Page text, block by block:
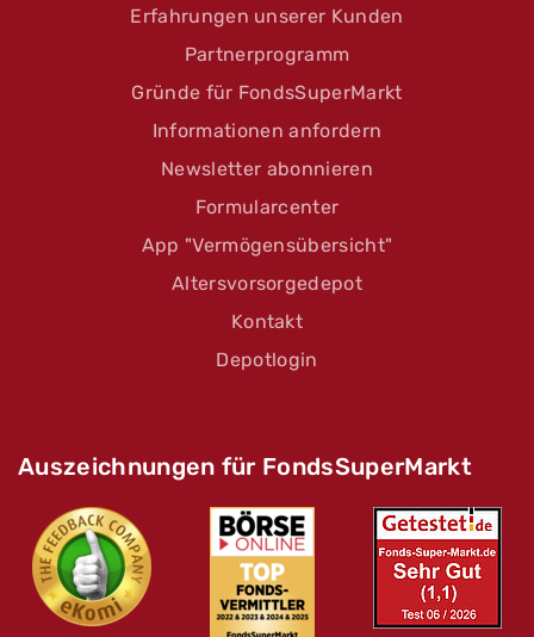
Erfahrungen unserer Kunden
Partnerprogramm
Gründe für FondsSuperMarkt
Informationen anfordern
Newsletter abonnieren
Formularcenter
App "Vermögensübersicht"
Altersvorsorgedepot
Kontakt
Depotlogin
Auszeichnungen für FondsSuperMarkt